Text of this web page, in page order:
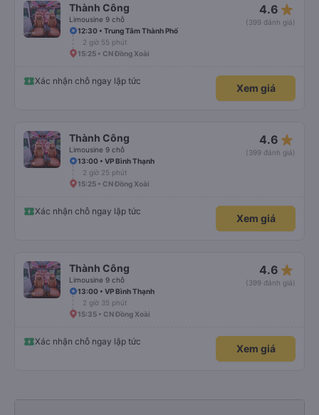
Thành Công
Limousine 9 chỗ
4.6 star_rate
(399 đánh giá)
12:30 • Trung Tâm Thành Phố
2 giờ 55 phút
15:25 • CN Đồng Xoài
Xác nhận chỗ ngay lập tức
Xem giá
Thành Công
Limousine 9 chỗ
4.6 star_rate
(399 đánh giá)
13:00 • VP Bình Thạnh
2 giờ 25 phút
15:25 • CN Đồng Xoài
Xác nhận chỗ ngay lập tức
Xem giá
Thành Công
Limousine 9 chỗ
4.6 star_rate
(399 đánh giá)
13:00 • VP Bình Thạnh
2 giờ 35 phút
15:35 • CN Đồng Xoài
Xác nhận chỗ ngay lập tức
Xem giá